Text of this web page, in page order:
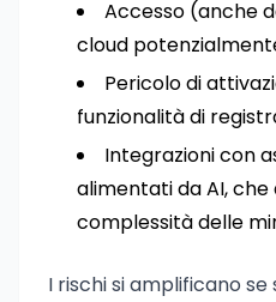
Accesso (anche
cloud
Pericolo di
funzionalità di
Integrazioni con
alimentati da AI,
complessità delle
I rischi si amplificano se